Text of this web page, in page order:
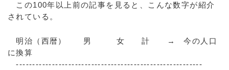
この100年以上前の記事を見ると、こんな数字が紹介
されている。
明治（西暦） 男 女 計 → 今の人口
に換算
---------------------------------------------------------